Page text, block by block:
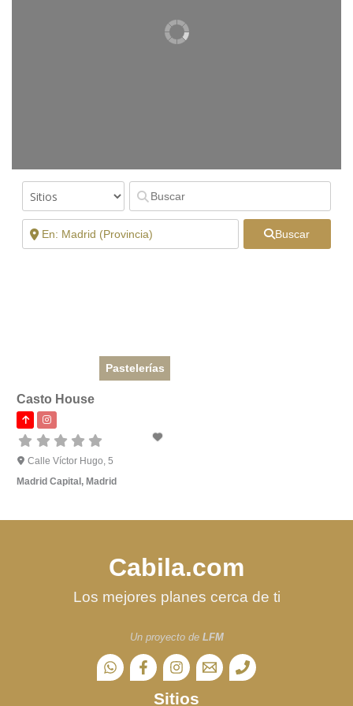
Buscar
Pastelerías
Casto House
Calle Víctor Hugo, 5
Madrid Capital, Madrid
Cabila.com
Los mejores planes cerca de ti
Un proyecto de LFM
Sitios